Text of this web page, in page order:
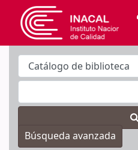
INACAL
Búsqueda avanzada